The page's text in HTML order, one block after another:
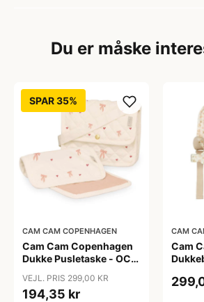
Du er måske
SPAR 35%
CAM CAM COPENHAGEN
Cam Cam Copenhagen
Dukke Pusletaske - OCS
VEJL. PRIS 299,00 KR
194,35 kr
CAM
Cam